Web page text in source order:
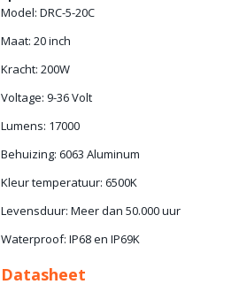
Model: DRC-5-20C
Maat: 20 inch
Kracht: 200W
Voltage: 9-36 Volt
Lumens: 17000
Behuizing: 6063 Aluminum
Kleur temperatuur: 6500K
Levensduur: Meer dan 50.000 uur
Waterproof: IP68 en IP69K
Datasheet